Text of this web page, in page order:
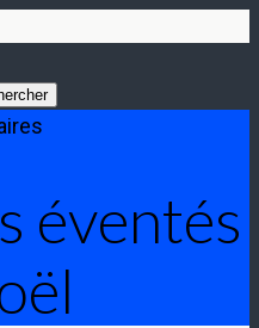
éventés